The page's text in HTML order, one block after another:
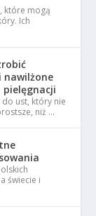
które mogą
Ich
nawilżone
ust, który nie
niż …
świecie i